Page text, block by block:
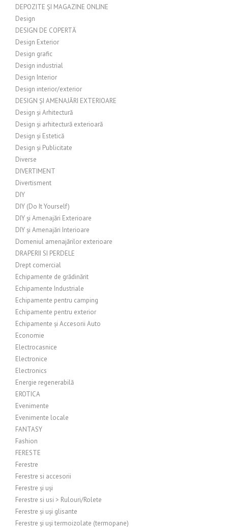
DEPOZITE ȘI MAGAZINE ONLINE
Design
DESIGN DE COPERTĂ
Design Exterior
Design grafic
Design industrial
Design Interior
Design interior/exterior
DESIGN ȘI AMENAJĂRI EXTERIOARE
Design și Arhitectură
Design și arhitectură exterioară
Design și Estetică
Design și Publicitate
Diverse
DIVERTIMENT
Divertisment
DIY
DIY (Do It Yourself)
DIY și Amenajări Exterioare
DIY și Amenajări Interioare
Domeniul amenajărilor exterioare
DRAPERII SI PERDELE
Drept comercial
Echipamente de grădinărit
Echipamente Industriale
Echipamente pentru camping
Echipamente pentru exterior
Echipamente și Accesorii Auto
Economie
Electrocasnice
Electronice
Electronics
Energie regenerabilă
EROTICA
Evenimente
Evenimente locale
FANTASY
Fashion
FERESTE
Ferestre
Ferestre si accesorii
Ferestre și uși
Ferestre si usi > Rulouri/Rolete
Ferestre și uși glisante
Ferestre și uși termoizolate (termopane)